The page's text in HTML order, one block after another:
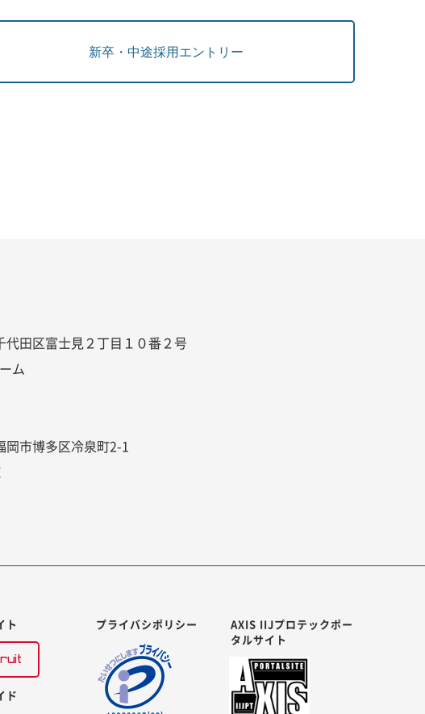
新卒・中途採用エントリー
代田区富士見２丁目１０番２号
ム
岡市博多区冷泉町2-1
ト
ド
プライバシポリシー
AXIS IIJプロテックポー
タルサイト